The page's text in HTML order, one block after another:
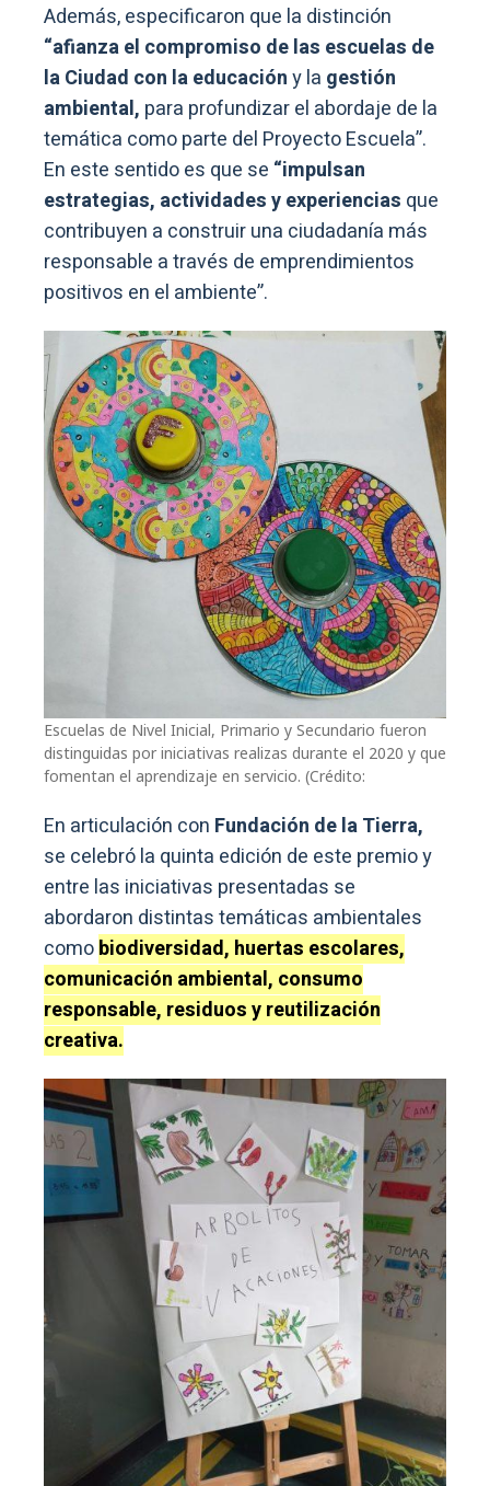
Además, especificaron que la distinción
“afianza el compromiso de las escuelas de
la Ciudad con la educacióny la gestión
ambiental, para profundizar el abordaje de la
temática como parte del Proyecto Escuela”.
En este sentido es que se “impulsan
estrategias, actividades y experiencias que
contribuyen a construir una ciudadanía más
responsable a través de emprendimientos
positivos en el ambiente”.
Escuelas de Nivel Inicial, Primario y Secundario fueron
distinguidas por iniciativas realizas durante el 2020 y que
fomentan el aprendizaje en servicio. (Crédito:
En articulación con Fundación de la Tierra,
se celebró la quinta edición de este premio y
entre las iniciativas presentadas se
abordaron distintas temáticas ambientales
comobiodiversidad, huertas escolares,
comunicación ambiental, consumo
responsable, residuos y reutilización
creativa.